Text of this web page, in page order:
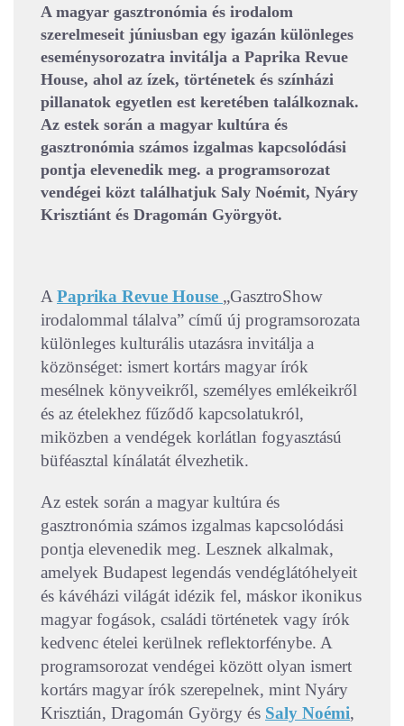
A magyar gasztronómia és irodalom
szerelmeseit júniusban egy igazán különleges
eseménysorozatra invitálja a Paprika Revue
House, ahol az ízek, történetek és színházi
pillanatok egyetlen est keretében találkoznak.
Az estek során a magyar kultúra és
gasztronómia számos izgalmas kapcsolódási
pontja elevenedik meg. a programsorozat
vendégei közt találhatjuk Saly Noémit, Nyáry
Krisztiánt és Dragomán Györgyöt.
A Paprika Revue House „GasztroShow
irodalommal tálalva” című új programsorozata
különleges kulturális utazásra invitálja a
közönséget: ismert kortárs magyar írók
mesélnek könyveikről, személyes emlékeikről
és az ételekhez fűződő kapcsolatukról,
miközben a vendégek korlátlan fogyasztású
büféasztal kínálatát élvezhetik.
Az estek során a magyar kultúra és
gasztronómia számos izgalmas kapcsolódási
pontja elevenedik meg. Lesznek alkalmak,
amelyek Budapest legendás vendéglátóhelyeit
és kávéházi világát idézik fel, máskor ikonikus
magyar fogások, családi történetek vagy írók
kedvenc ételei kerülnek reflektorfénybe. A
programsorozat vendégei között olyan ismert
kortárs magyar írók szerepelnek, mint Nyáry
Krisztián, Dragomán György és Saly Noémi,